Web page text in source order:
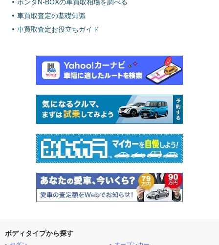
ホンダN-BOXの車買取相場を調べる
車買取査定の基礎知識
車買取査定お役立ちガイド
ボディタイプから探す